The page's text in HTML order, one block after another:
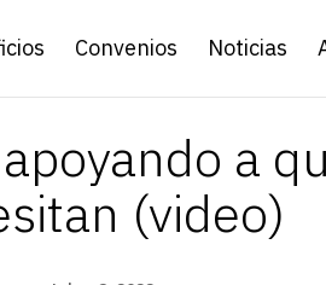
Convenios Noticias
a
(video)